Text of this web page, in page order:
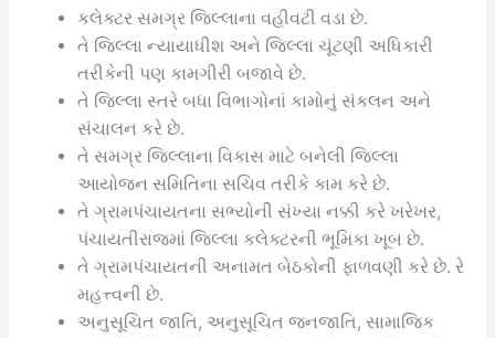
કલેક્ટર સમગ્ર જિલ્લાના વહીવટી વડા છે.
તે જિલ્લા ન્યાયાધીશ અને જિલ્લા ચૂંટણી અધિકારી
તરીકેની પણ કામગીરી બજાવે છે.
તે જિલ્લા સ્તરે બધા વિભાગોનાં કામોનું સંકલન અને
સંચાલન કરે છે.
તે સમગ્ર જિલ્લાના વિકાસ માટે બનેલી જિલ્લા
આયોજન સમિતિના સચિવ તરીકે કામ કરે છે.
તે ગ્રામપંચાયતના સભ્યોની સંખ્યા નક્કી કરે ખરેખર,
પંચાયતીરાજમાં જિલ્લા કલેક્ટરની ભૂમિકા ખૂબ છે.
તે ગ્રામપંચાયતની અનામત બેઠકોની ફાળવણી કરે છે. રે
મહત્ત્વની છે.
અનુસૂચિત જાતિ, અનુસૂચિત જનજાતિ, સામાજિક